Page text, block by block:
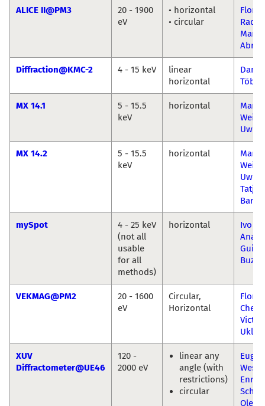
ALICE II@PM3
20 - 1900
eV
• horizontal
• circular
Florin
Radu-
Diffraction@KMC-2 4 - 15 keV
linear
horizontal
Daniel
MX 14.1
5 - 15.5
keV
horizontal
Weiss
Uwe
MX 14.2
5 - 15.5
keV
horizontal
Weiss
Uwe
mySpot
4 - 25 keV
(not all
usable
for all
methods)
horizontal
Ivo
Ana
VEKMAG@PM2
20 - 1600
eV
Circular,
Horizontal
Florin
Chen
Victor
XUV
Diffractometer@UE46
120 -
2000 eV
linear any
angle (with
restrictions)
circular
Eugen
Enrico